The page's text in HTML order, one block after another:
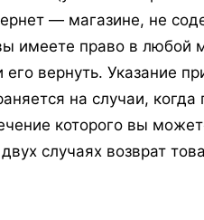
— магазине, не
имеете право в любой
вернуть. Указание
на случаи,
которого вы
случаях возврат